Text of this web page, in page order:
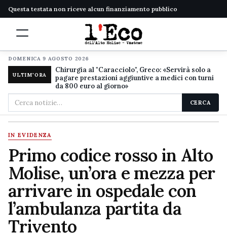
Questa testata non riceve alcun finanziamento pubblico
DOMENICA 9 AGOSTO 2026
ULTIM'ORA
Chirurgia al "Caracciolo", Greco: «Servirà solo a
pagare prestazioni aggiuntive a medici con turni
da 800 euro al giorno»
Cerca
nel
sito
CERCA
IN EVIDENZA
Primo codice rosso in Alto
Molise, un’ora e mezza per
arrivare in ospedale con
l’ambulanza partita da
Trivento